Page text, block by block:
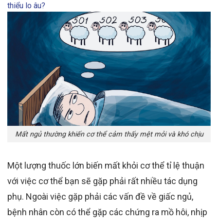
thiểu lo âu?
Mất ngủ thường khiến cơ thể cảm thấy mệt mỏi và khó chịu
Một lượng thuốc lớn biến mất khỏi cơ thể tỉ lệ thuận
với việc cơ thể bạn sẽ gặp phải rất nhiều tác dụng
phụ. Ngoài việc gặp phải các vấn đề về giấc ngủ,
bệnh nhân còn có thể gặp các chứng ra mồ hôi, nhịp